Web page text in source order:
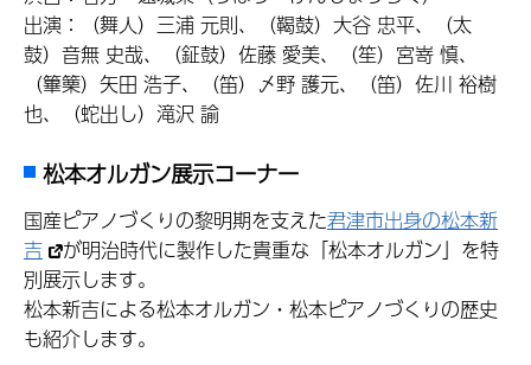
出演：（舞人）三浦 元則、（鞨鼓）大谷 忠平、（太
鼓）音無 史哉、（鉦鼓）佐藤 愛美、（笙）宮嵜 慎、
（篳篥）矢田 浩子、（笛）〆野 護元、（笛）佐川 裕樹
也、（蛇出し）滝沢 諭
松本オルガン展示コーナー
国産ピアノづくりの黎明期を支えた君津市出身の松本新
吉
が明治時代に製作した貴重な「松本オルガン」を特
別展示します。
松本新吉による松本オルガン・松本ピアノづくりの歴史
も紹介します。